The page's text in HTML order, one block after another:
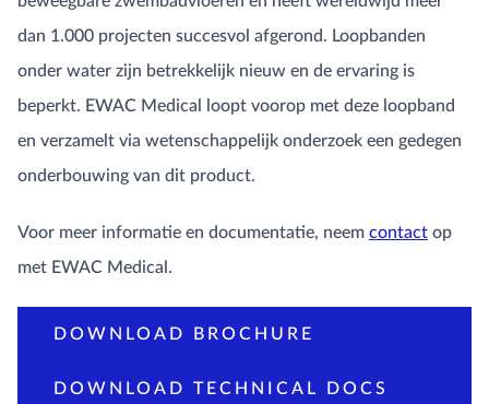
dan 1.000 projecten succesvol afgerond. Loopbanden
onder water zijn betrekkelijk nieuw en de ervaring is
beperkt. EWAC Medical loopt voorop met deze loopband
en verzamelt via wetenschappelijk onderzoek een gedegen
onderbouwing van dit product.
Voor meer informatie en documentatie, neem contact op
met EWAC Medical.
DOWNLOAD BROCHURE
DOWNLOAD TECHNICAL DOCS